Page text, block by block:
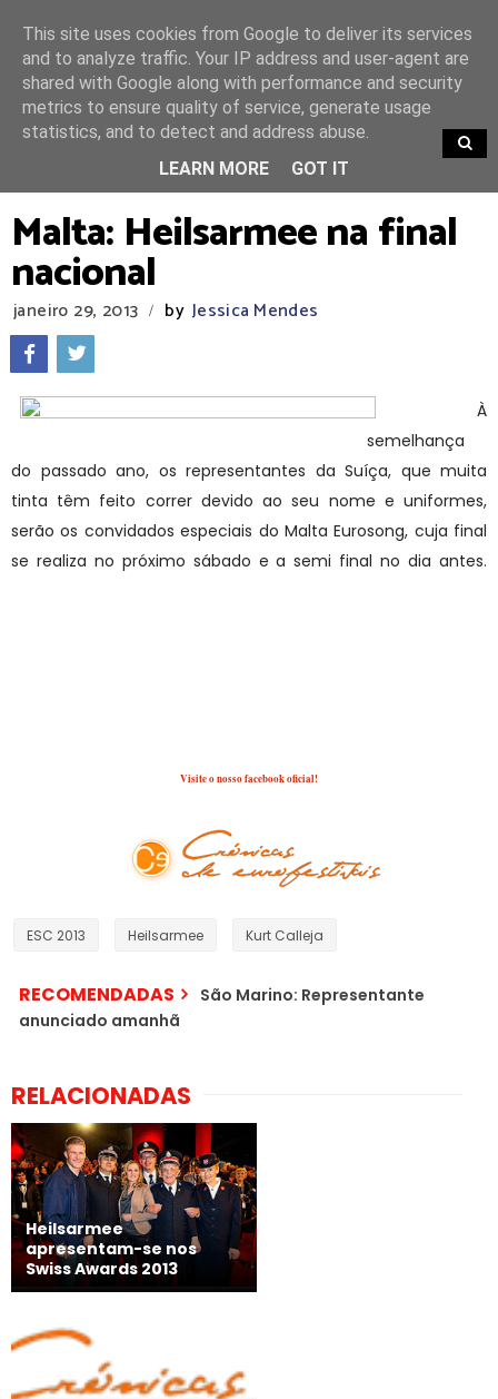
TRENDING
Malta: Heilsarmee na final
nacional
janeiro 29, 2013 / by Jessica Mendes
À
semelhança
do passado ano, os representantes da Suíça, que muita
tinta têm feito correr devido ao seu nome e uniformes,
serão os convidados especiais do Malta Eurosong, cuja final
se realiza no próximo sábado e a semi final no dia antes.
Visite o nosso facebook oficial!
ESC 2013 Heilsarmee Kurt Calleja
RECOMENDADAS
São Marino: Representante
anunciado amanhã
RELACIONADAS
Heilsarmee
apresentam-se nos
Swiss Awards 2013
This site uses cookies from Google to deliver its services
and to analyze traffic. Your IP address and user-agent are
shared with Google along with performance and security
metrics to ensure quality of service, generate usage
statistics, and to detect and address abuse.
LEARN MORE
GOT IT